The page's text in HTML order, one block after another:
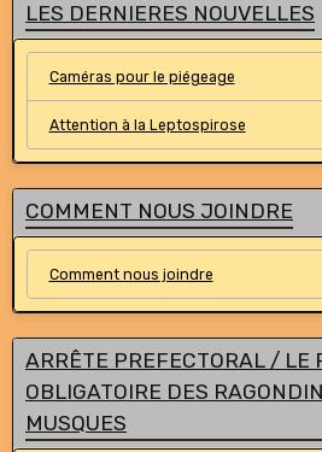
LES DERNIERES NOUVELLES
Caméras pour le piégeage
Attention à la Leptospirose
COMMENT NOUS JOINDRE
Comment nous joindre
ARRÊTE PREFECTORAL / LE
OBLIGATOIRE DES
MUSQUES